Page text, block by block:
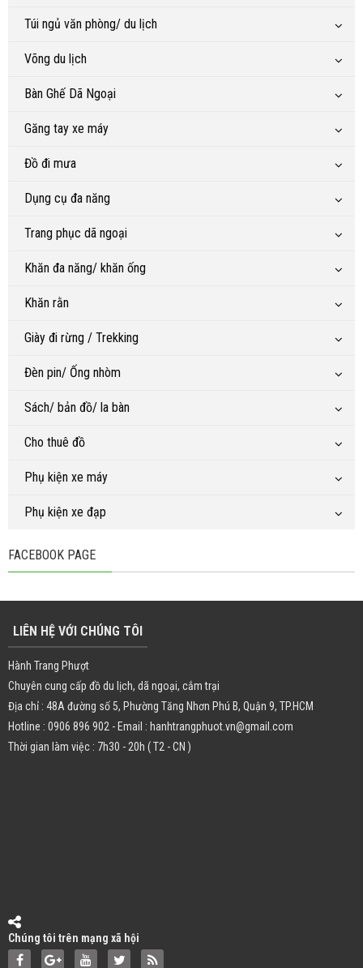
Túi ngủ văn phòng/ du lịch
Võng du lịch
Bàn Ghế Dã Ngoại
Găng tay xe máy
Đồ đi mưa
Dụng cụ đa năng
Trang phục dã ngoại
Khăn đa năng/ khăn ống
Khăn rằn
Giày đi rừng / Trekking
Đèn pin/ Ống nhòm
Sách/ bản đồ/ la bàn
Cho thuê đồ
Phụ kiện xe máy
Phụ kiện xe đạp
FACEBOOK PAGE
LIÊN HỆ VỚI CHÚNG TÔI
Hành Trang Phượt
Chuyên cung cấp đồ du lịch, dã ngoại, cắm trại
Địa chỉ : 48A đường số 5, Phường Tăng Nhơn Phú B, Quận 9, TP.HCM
Hotline : 0906 896 902 - Email : hanhtrangphuot.vn@gmail.com
Thời gian làm việc : 7h30 - 20h ( T2 - CN )
Chúng tôi trên mạng xã hội